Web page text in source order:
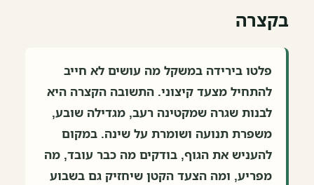
בקצרה
פלטו בירידה במשקל מה עושים לא חייב
להתחיל מצעד קיצוני. התשובה הקצרה היא
לבנות שגרה שמקטינה רעב, מגדילה שובע,
משפרת תנועה ושומרת על שינה. במקום
להעניש את הגוף, בודקים מה כבר עובד, מה
מפריע, ומה הצעד הקטן שיחזיק גם בשבוע